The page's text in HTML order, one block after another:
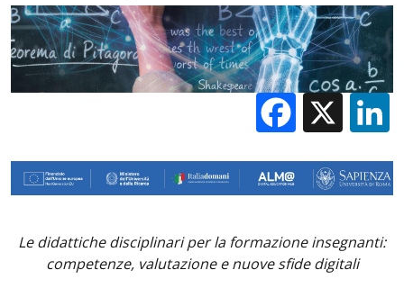
X
Le didattiche disciplinari per la formazione insegnanti:
competenze, valutazione e nuove sfide digitali